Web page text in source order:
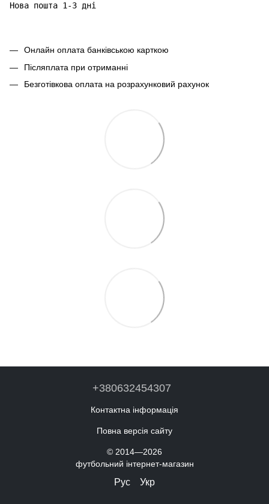
Нова пошта 1-3 дні
Онлайн оплата банківською карткою
Післяплата при отриманні
Безготівкова оплата на розрахунковий рахунок
+380632454307
Контактна інформація
Повна версія сайту
© 2014—2026
футбольний інтернет-магазин
Рус Укр